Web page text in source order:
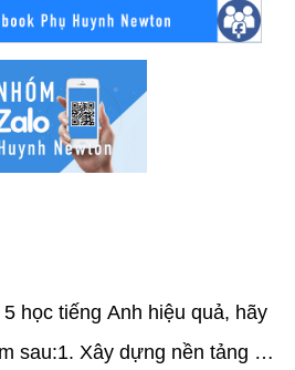
học tiếng Anh hiệu quả, hãy
sau:1. Xây dựng nền tảng từ